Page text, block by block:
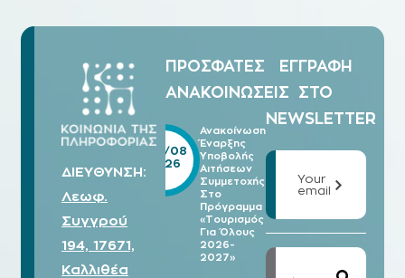
ΔΙΕΥΘΥΝΣΗ:
Λεωφ.
Συγγρού
194, 17671,
Καλλιθέα
ΠΡΟΣΦΑΤΕΣ
ΑΝΑΚΟΙΝΩΣΕΙΣ
Ανακοίνωση
Έναρξης
Υποβολής
Αιτήσεων
Συμμετοχής
Στο
Πρόγραμμα
«Τουρισμός
Για Όλους
2026-
2027»
05/08
2026
ΕΓΓΡΑΦΗ
ΣΤΟ
NEWSLETTER
Your
email